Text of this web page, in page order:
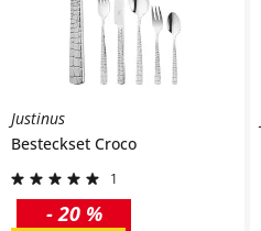
Justinus
Besteckset Croco
1
- 20 %